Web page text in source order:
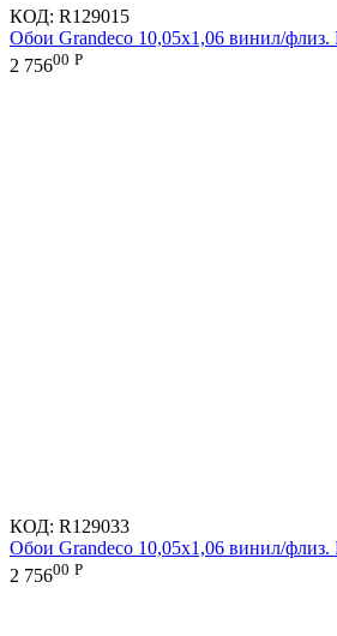
КОД: R129015
Обои Grandeco 10,05х1,06 винил/флиз.
2 75600 Р
КОД: R129033
Обои Grandeco 10,05х1,06 винил/флиз.
2 75600 Р